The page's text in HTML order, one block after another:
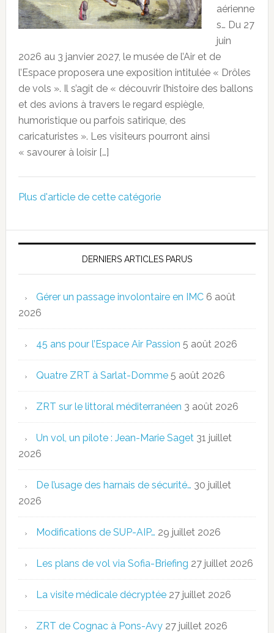
aérienne
s… Du 27
juin
2026 au 3 janvier 2027, le musée de l’Air et de
l’Espace proposera une exposition intitulée « Drôles
de vols ». Il s’agit de « découvrir l’histoire des ballons
et des avions à travers le regard espiègle,
humoristique ou parfois satirique, des
caricaturistes ». Les visiteurs pourront ainsi
« savourer à loisir […]
Plus d'article de cette catégorie
DERNIERS ARTICLES PARUS
Gérer un passage involontaire en IMC 6 août
2026
45 ans pour l’Espace Air Passion 5 août 2026
Quatre ZRT à Sarlat-Domme 5 août 2026
ZRT sur le littoral méditerranéen 3 août 2026
Un vol, un pilote : Jean-Marie Saget 31 juillet
2026
De l’usage des harnais de sécurité… 30 juillet
2026
Modifications de SUP-AIP… 29 juillet 2026
Les plans de vol via Sofia-Briefing 27 juillet 2026
La visite médicale décryptée 27 juillet 2026
ZRT de Cognac à Pons-Avy 27 juillet 2026